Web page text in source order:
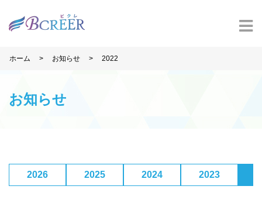
ホーム > お知らせ > 2022
お知らせ
2026 2025 2024 2023